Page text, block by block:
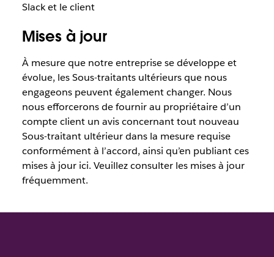
Slack et le client
Mises à jour
À mesure que notre entreprise se développe et
évolue, les Sous-traitants ultérieurs que nous
engageons peuvent également changer. Nous
nous efforcerons de fournir au propriétaire d’un
compte client un avis concernant tout nouveau
Sous-traitant ultérieur dans la mesure requise
conformément à l’accord, ainsi qu’en publiant ces
mises à jour ici. Veuillez consulter les mises à jour
fréquemment.